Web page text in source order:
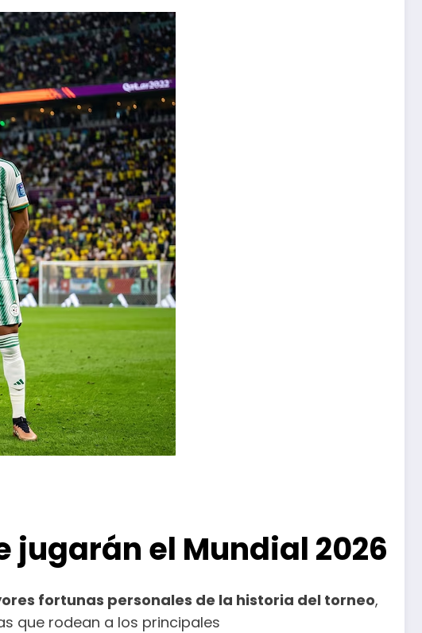
jugarán el Mundial 2026
fortunas personales de la historia del torneo,
que rodean a los principales